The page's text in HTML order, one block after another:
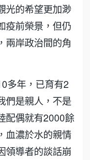
光的希望更加渺
疫前榮景，但仍
兩岸政治間的角
多年，已育有2
們是親人，不是
配偶就有2000餘
血濃於水的親情
領導者的談話崩